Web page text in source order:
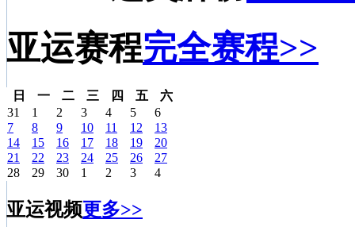
亚运赛程完全赛程>>
日 一 二 三 四 五
六
31
1 2 3 4 5
6
7
8 9 10 11 12
13
14
15 16 17 18 19
20
21
22 23 24 25 26
27
28
29 30 1 2 3 4
亚运视频更多>>